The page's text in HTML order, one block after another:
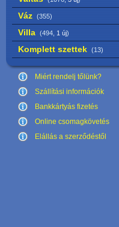
Váz (355)
Villa (494, 1 új)
Komplett szettek (13)
Miért rendelj tőlünk?
Szállítási információk
Bankkártyás fizetés
Online csomagkövetés
Elállás a szerződéstől